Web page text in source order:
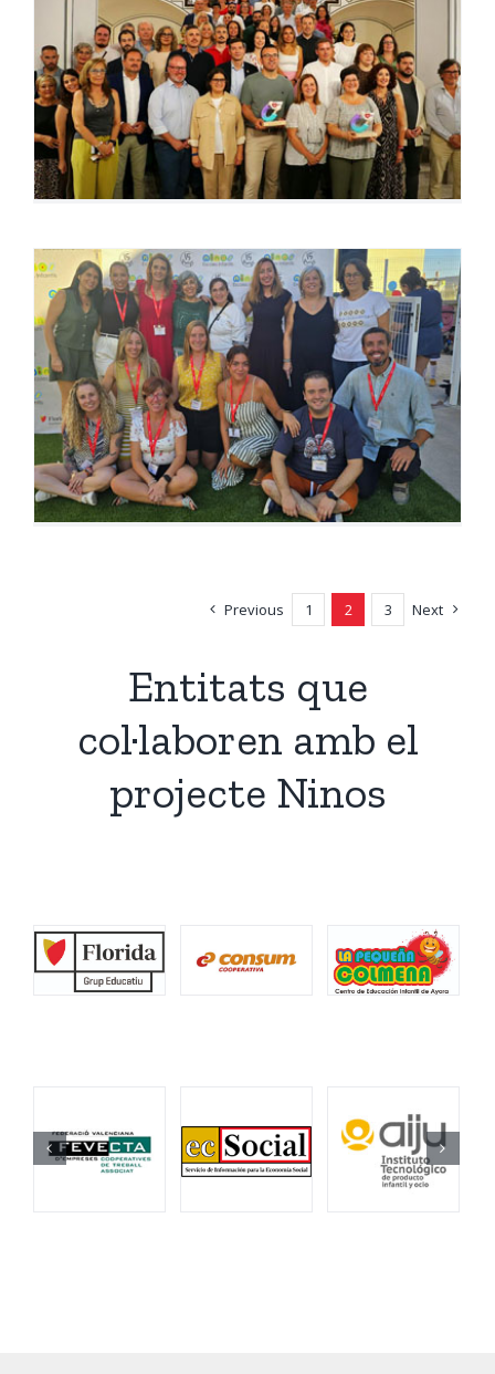
Previous 1 2 3 Next
Entitats que
col·laboren amb el
projecte Ninos